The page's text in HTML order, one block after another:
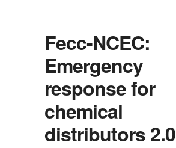
Fecc-NCEC:
Emergency
response for
chemical
distributors 2.0